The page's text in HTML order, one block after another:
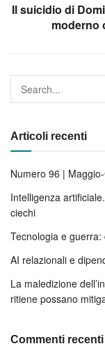
Il suicidio di
moderno
Articoli recenti
Numero 96 |
Intelligenza
ciechi
Tecnologia e
AI relazionali e
La maledizione
ritiene possano
Commenti recenti